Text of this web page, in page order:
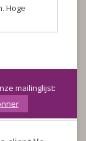
Hoge
mailinglijst: